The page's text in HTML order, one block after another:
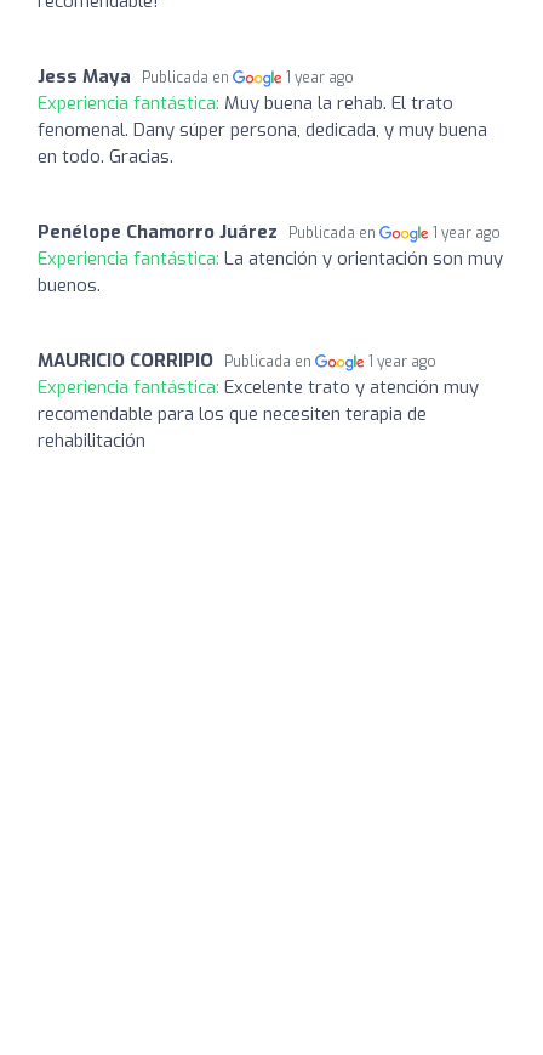
Jess Maya Publicada en 1 year ago
Experiencia fantástica: Muy buena la rehab. El trato
fenomenal. Dany súper persona, dedicada, y muy buena
en todo. Gracias.
Penélope Chamorro Juárez Publicada en 1 year ago
Experiencia fantástica: La atención y orientación son muy
buenos.
MAURICIO CORRIPIO Publicada en 1 year ago
Experiencia fantástica: Excelente trato y atención muy
recomendable para los que necesiten terapia de
rehabilitación